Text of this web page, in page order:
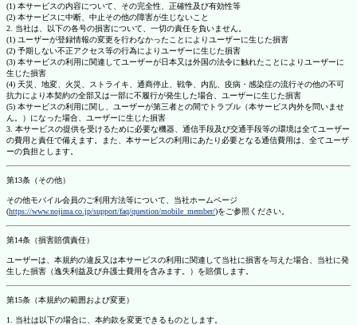
(1) 本サービスの内容について、その完全性、正確性及び有効性等
(2) 本サービスに中断、中止その他の障害が生じないこと
2. 当社は、以下の各号の損害について、一切の責任を負いません。
(1) ユーザーが登録情報の変更を行わなかったことによりユーザーに生じた損害
(2) 予期しない不正アクセス等の行為によりユーザーに生じた損害
(3) 本サービスの利用に関連してユーザーが日本又は外国の法令に触れたことによりユーザーに
生じた損害
(4) 天災、地変、火災、ストライキ、通商停止、戦争、内乱、疫病・感染症の流行その他の不可
抗力により本契約の全部又は一部に不履行が発生した場合、ユーザーに生じた損害
(5) 本サービスの利用に関し、ユーザーが第三者との間でトラブル（本サービス内外を問いませ
ん。）になった場合、ユーザーに生じた損害
3. 本サービスの提供を受けるために必要な機器、通信手段及び交通手段等の環境は全てユーザー
の費用と責任で備えます。また、本サービスの利用にあたり必要となる通信費用は、全てユーザ
ーの負担とします。
第13条（その他）
その他モバイル会員のご利用方法等について、当社ホームページ
(https://www.nojima.co.jp/support/faq/question/mobile_member/)をご参照ください。
第14条（損害賠償責任）
ユーザーは、本規約の違反又は本サービスの利用に関連して当社に損害を与えた場合、当社に発
生した損害（逸失利益及び弁護士費用を含みます。）を賠償します。
第15条（本規約の範囲および変更）
1. 当社は以下の場合に、本約款を変更できるものとします。